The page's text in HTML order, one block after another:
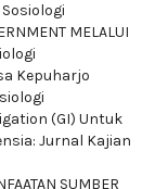
MELALUI
Kepuharjo
(GI) Untuk
Jurnal Kajian
SUMBER